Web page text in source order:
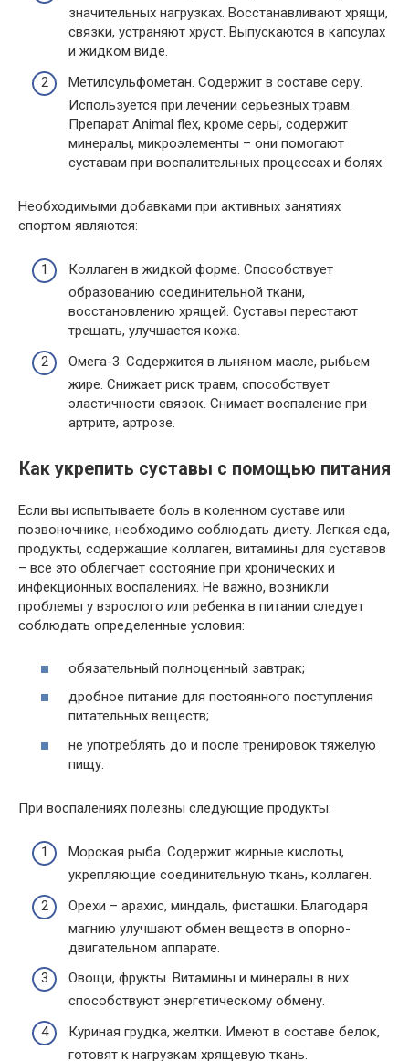
значительных нагрузках. Восстанавливают хрящи,
связки, устраняют хруст. Выпускаются в капсулах
и жидком виде.
Метилсульфометан. Содержит в составе серу.
Используется при лечении серьезных травм.
Препарат Animal flex, кроме серы, содержит
минералы, микроэлементы – они помогают
суставам при воспалительных процессах и болях.
Необходимыми добавками при активных занятиях
спортом являются:
Коллаген в жидкой форме. Способствует
образованию соединительной ткани,
восстановлению хрящей. Суставы перестают
трещать, улучшается кожа.
Омега-3. Содержится в льняном масле, рыбьем
жире. Снижает риск травм, способствует
эластичности связок. Снимает воспаление при
артрите, артрозе.
Как укрепить суставы с помощью питания
Если вы испытываете боль в коленном суставе или
позвоночнике, необходимо соблюдать диету. Легкая еда,
продукты, содержащие коллаген, витамины для суставов
– все это облегчает состояние при хронических и
инфекционных воспалениях. Не важно, возникли
проблемы у взрослого или ребенка в питании следует
соблюдать определенные условия:
обязательный полноценный завтрак;
дробное питание для постоянного поступления
питательных веществ;
не употреблять до и после тренировок тяжелую
пищу.
При воспалениях полезны следующие продукты:
Морская рыба. Содержит жирные кислоты,
укрепляющие соединительную ткань, коллаген.
Орехи – арахис, миндаль, фисташки. Благодаря
магнию улучшают обмен веществ в опорно-
двигательном аппарате.
Овощи, фрукты. Витамины и минералы в них
способствуют энергетическому обмену.
Куриная грудка, желтки. Имеют в составе белок,
готовят к нагрузкам хрящевую ткань.